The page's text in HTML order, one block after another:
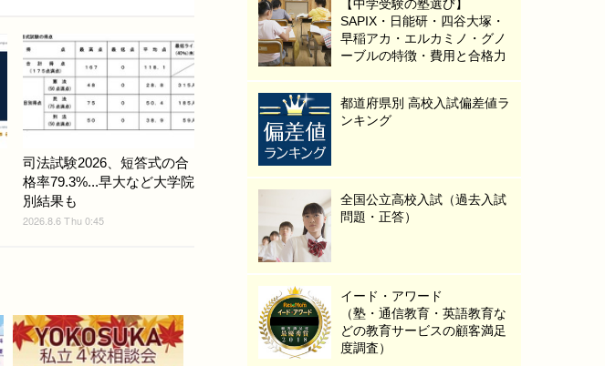
司法試験2026、短答式の合
格率79.3%...早大など大学院
別結果も
2026.8.6 Thu 0:45
【中学受験の塾選び】
SAPIX・日能研・四谷大塚・
早稲アカ・エルカミノ・グノ
ーブルの特徴・費用と合格力
都道府県別 高校入試偏差値ラ
ンキング
全国公立高校入試（過去入試
問題・正答）
イード・アワード
（塾・通信教育・英語教育な
どの教育サービスの顧客満足
度調査）